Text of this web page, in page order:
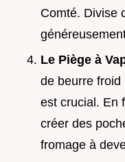
Comté. Divise
Le Piège à
de beurre froid
est crucial. En
créer des
fromage à